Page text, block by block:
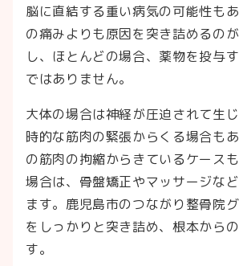
脳に直結する重い病気の可能性も
の痛みよりも原因を突き詰めるの
し、ほとんどの場合、薬物を投与
ではありません。
大体の場合は神経が圧迫されて生
時的な筋肉の緊張からくる場合も
の筋肉の拘縮からきているケース
場合は、骨盤矯正やマッサージな
ます。鹿児島市のつながり整骨院
をしっかりと突き詰め、根本から
す。